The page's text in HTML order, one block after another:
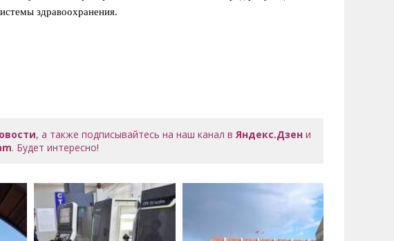
здравоохранения.
, а также подписывайтесь на наш канал вЯндекс.Дзен и
. Будет интересно!